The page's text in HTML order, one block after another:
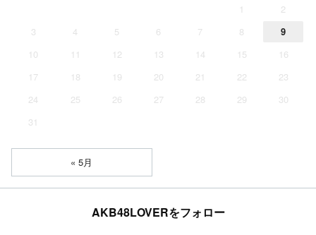
1
2
3
4 5 6 7 8
9
10
11 12 13 14 15
16
17
18 19 20 21 22
23
24
25 26 27 28 29
30
31
« 5月
AKB48LOVERをフォロー